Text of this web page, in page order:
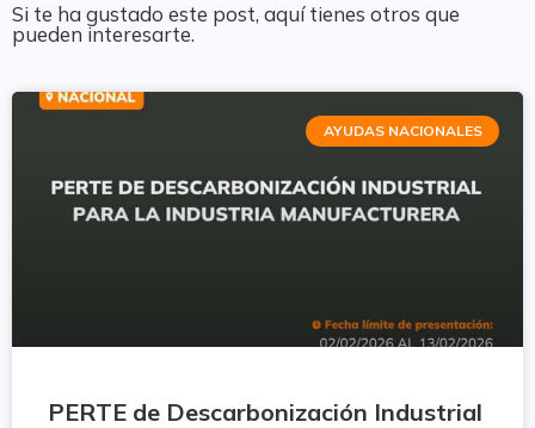
Si te ha gustado este post, aquí tienes otros que
pueden interesarte.
AYUDAS NACIONALES
PERTE de Descarbonización Industrial